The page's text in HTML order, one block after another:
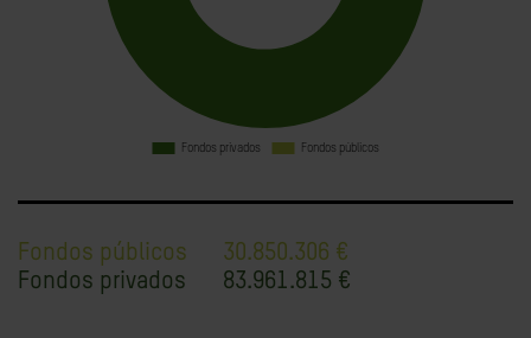
Fondos públicos
Fondos privados
30.850.306 €
83.961.815 €